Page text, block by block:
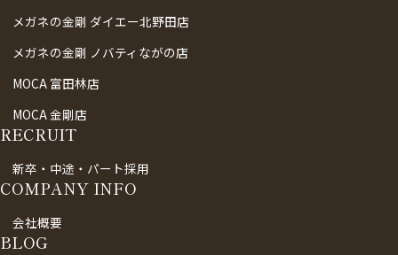
メガネの金剛 ダイエー北野田店
メガネの金剛 ノバティながの店
MOCA 富田林店
MOCA 金剛店
RECRUIT
新卒・中途・パート採用
COMPANY INFO
会社概要
BLOG